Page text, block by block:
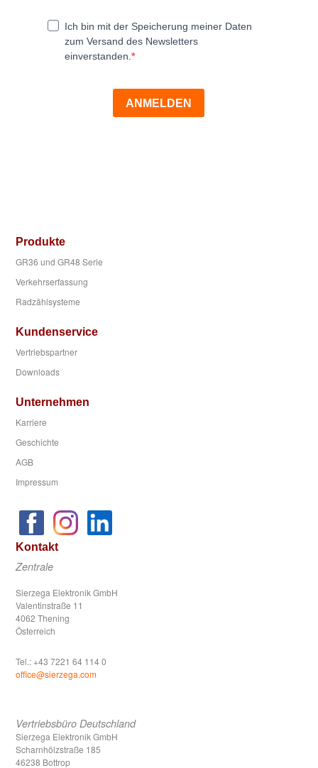
Produkte
GR36 und GR48 Serie
Verkehrserfassung
Radzählsysteme
Kundenservice
Vertriebspartner
Downloads
Unternehmen
Karriere
Geschichte
AGB
Impressum
Kontakt
Zentrale
Sierzega Elektronik GmbH
Valentinstraße 11
4062 Thening
Österreich
Tel.: +43 7221 64 114 0
office@sierzega.com
Vertriebsbüro Deutschland
Sierzega Elektronik GmbH
Scharnhölzstraße 185
46238 Bottrop